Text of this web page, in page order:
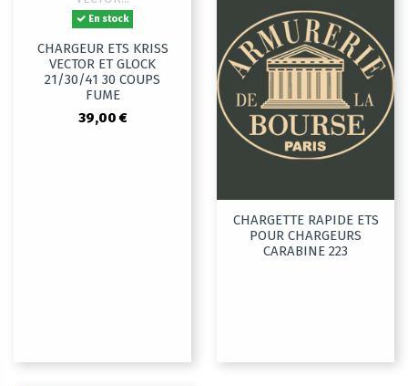
En stock
CHARGEUR ETS KRISS
VECTOR ET GLOCK
21/30/41 30 COUPS
FUME
39,00 €
CHARGETTE RAPIDE ETS
POUR CHARGEURS
CARABINE 223